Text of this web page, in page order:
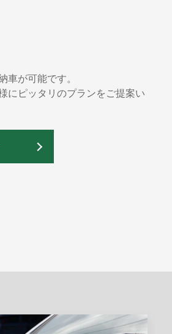
が可能です。
にピッタリのプランをご提案い